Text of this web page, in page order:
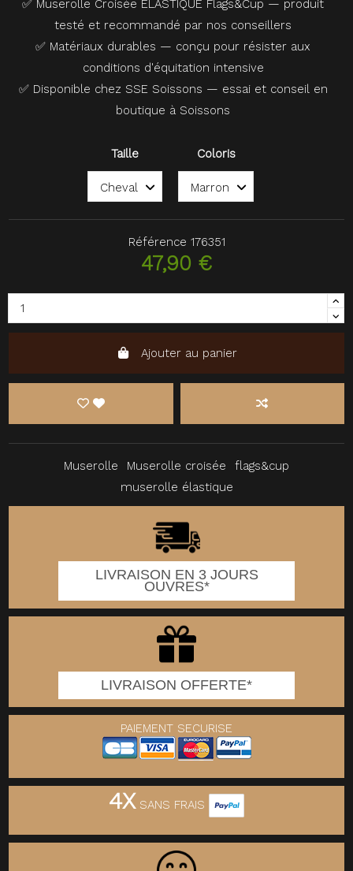
✅ Muserolle Croisée ELASTIQUE Flags&Cup — produit
testé et recommandé par nos conseillers
✅ Matériaux durables — conçu pour résister aux
conditions d'équitation intensive
✅ Disponible chez SSE Soissons — essai et conseil en
boutique à Soissons
Taille Coloris
Référence 176351
47,90 €
Ajouter au panier
Muserolle Muserolle croisée
flags&cup
muserolle élastique
LIVRAISON EN 3 JOURS
OUVRES*
LIVRAISON OFFERTE*
PAIEMENT SECURISE
4XSANS FRAIS